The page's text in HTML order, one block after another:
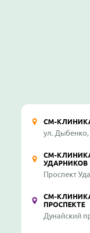
СМ-
ул. Дыбенко,
СМ-
УДАРНИКОВ
Проспект
СМ-
ПРОСПЕКТЕ
Дунайский